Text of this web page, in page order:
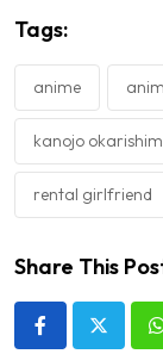
Tags:
anime
kanojo
rental girlfriend
Share This